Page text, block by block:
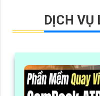
DỊCH VỤ